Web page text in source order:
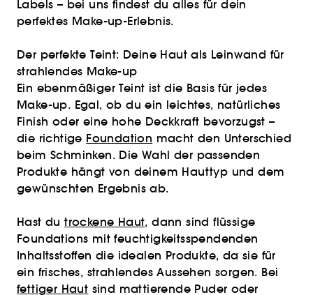
Labels – bei uns findest du alles für dein
perfektes Make-up-Erlebnis.
Der perfekte Teint: Deine Haut als Leinwand für
strahlendes Make-up
Ein ebenmäßiger Teint ist die Basis für jedes
Make-up. Egal, ob du ein leichtes, natürliches
Finish oder eine hohe Deckkraft bevorzugst –
die richtige Foundation macht den Unterschied
beim Schminken. Die Wahl der passenden
Produkte hängt von deinem Hauttyp und dem
gewünschten Ergebnis ab.
Hast dutrockene Haut, dann sind flüssige
Foundations mit feuchtigkeitsspendenden
Inhaltsstoffen die idealen Produkte, da sie für
ein frisches, strahlendes Aussehen sorgen. Bei
fettiger Haut sind mattierende Puder oder